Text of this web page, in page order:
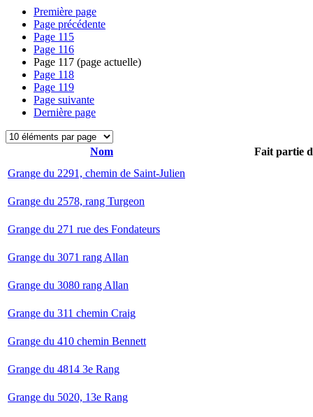
Première page
Page précédente
Page 115
Page 116
Page 117 (page actuelle)
Page 118
Page 119
Page suivante
Dernière page
Nom
Fait partie
Grange du 2291, chemin de Saint-Julien
Grange du 2578, rang Turgeon
Grange du 271 rue des Fondateurs
Grange du 3071 rang Allan
Grange du 3080 rang Allan
Grange du 311 chemin Craig
Grange du 410 chemin Bennett
Grange du 4814 3e Rang
Grange du 5020, 13e Rang